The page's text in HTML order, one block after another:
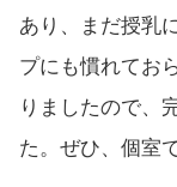
あり、まだ授乳
プにも慣れてお
りましたので、
た。ぜひ、個室